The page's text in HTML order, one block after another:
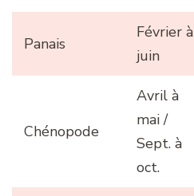
Panais
Février à
juin
Chénopode
Avril à
mai /
Sept. à
oct.